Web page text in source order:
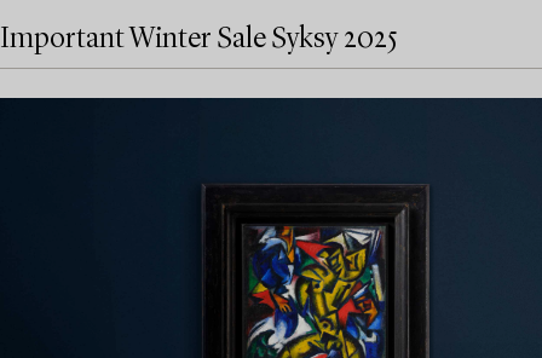
Important Winter Sale Syksy 2025